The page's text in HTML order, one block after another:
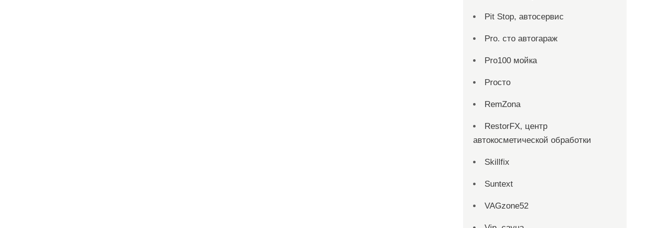
Pit Stop, автосервис
Pro. cтo автогараж
Pro100 мойка
Proсто
RemZona
RestorFX, центр
автокосметической обработки
Skillfix
Suntext
VAGzone52